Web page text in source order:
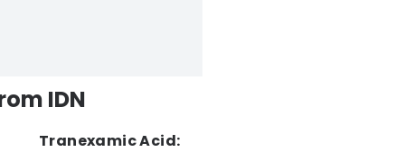
IDN
Tranexamic Acid: